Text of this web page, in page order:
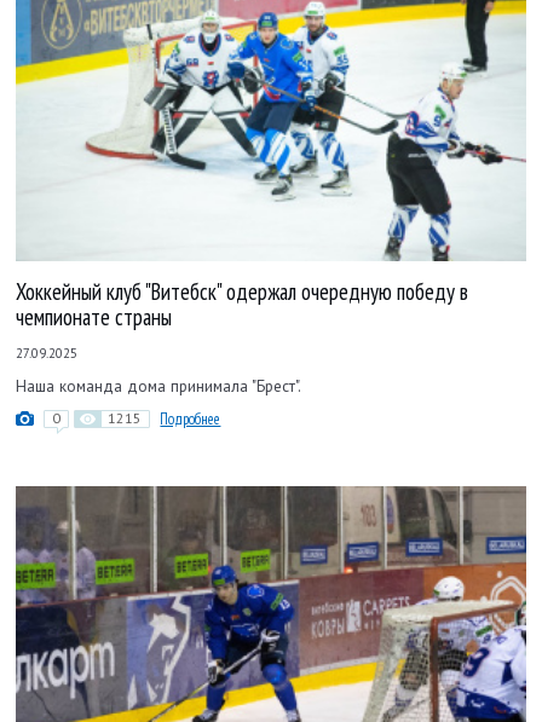
Хоккейный клуб "Витебск" одержал очередную победу в
чемпионате страны
27.09.2025
Наша команда дома принимала "Брест".
0 1215 Подробнее